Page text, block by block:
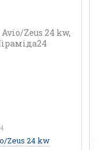
Zeus 24 kw